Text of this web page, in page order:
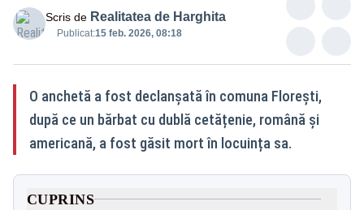
Scris de Realitatea de Harghita
Publicat:15 feb. 2026, 08:18
O anchetă a fost declanșată în comuna Florești,
după ce un bărbat cu dublă cetățenie, română și
americană, a fost găsit mort în locuința sa.
CUPRINS